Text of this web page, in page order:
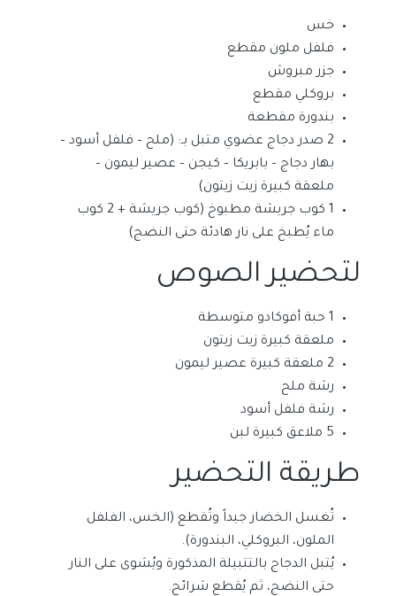
خس
فلفل ملون مقطع
جزر مبروش
بروكلي مقطع
بندورة مقطعة
2 صدر دجاج عضوي متبل بـ: (ملح – فلفل أسود –
بهار دجاج – بابريكا – كيجن – عصير ليمون –
ملعقة كبيرة زيت زيتون)
1 كوب جريشة مطبوخ (كوب جريشة + 2 كوب
ماء يُطبخ على نار هادئة حتى النضج)
لتحضير الصوص
1 حبة أفوكادو متوسطة
ملعقة كبيرة زيت زيتون
2 ملعقة كبيرة عصير ليمون
رشة ملح
رشة فلفل أسود
5 ملاعق كبيرة لبن
طريقة التحضير
تُغسل الخضار جيداً وتُقطع (الخس، الفلفل
الملون، البروكلي، البندورة).
يُتبل الدجاج بالتتبيلة المذكورة ويُشوى على النار
حتى النضج، ثم يُقطع شرائح.